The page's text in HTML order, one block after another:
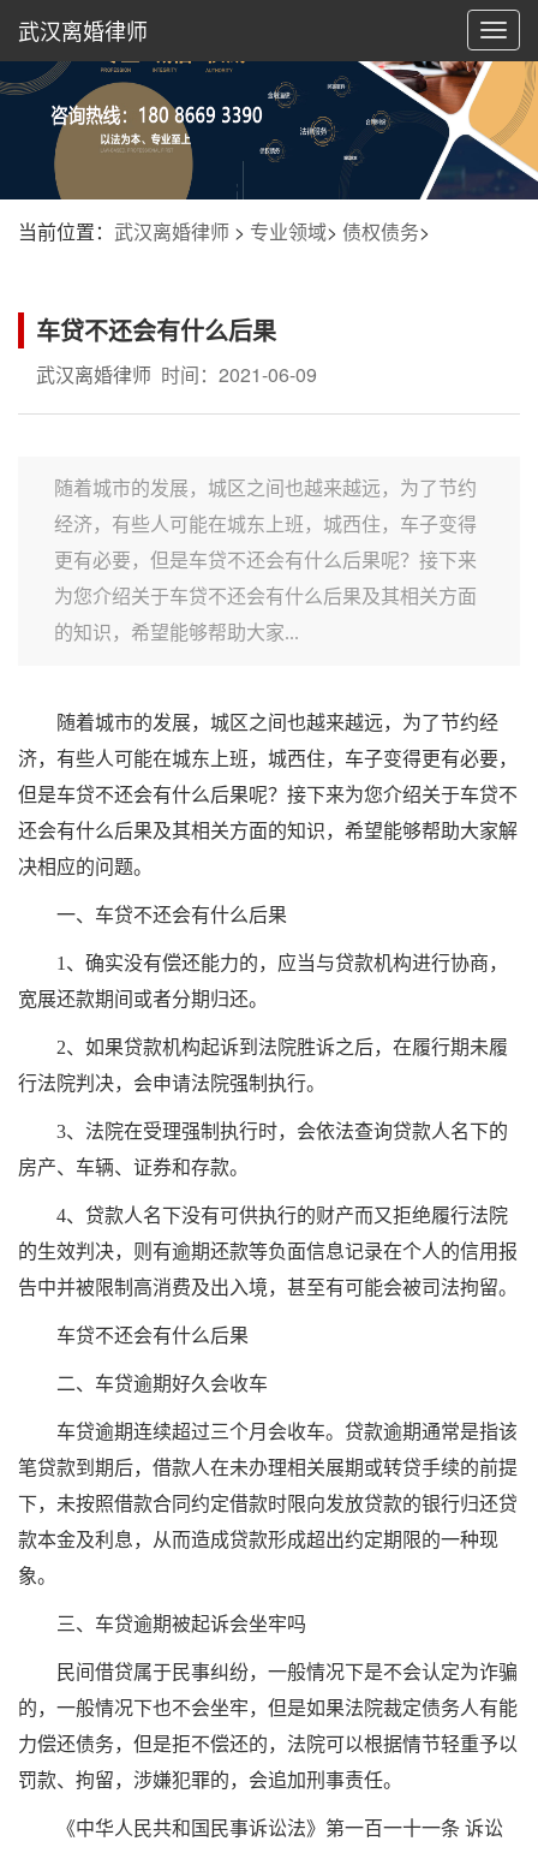
切
换
航
武汉离婚律师
当前位置： 武汉离婚律师 > 专业领域> 债权债务>
车贷不还会有什么后果
武汉离婚律师 时间：2021-06-09
随着城市的发展，城区之间也越来越远，为了节约
经济，有些人可能在城东上班，城西住，车子变得
更有必要，但是车贷不还会有什么后果呢？接下来
为您介绍关于车贷不还会有什么后果及其相关方面
的知识，希望能够帮助大家...
随着城市的发展，城区之间也越来越远，为了节约经
济，有些人可能在城东上班，城西住，车子变得更有必要，
但是车贷不还会有什么后果呢？接下来为您介绍关于车贷不
还会有什么后果及其相关方面的知识，希望能够帮助大家解
决相应的问题。
一、车贷不还会有什么后果
1、确实没有偿还能力的，应当与贷款机构进行协商，
宽展还款期间或者分期归还。
2、如果贷款机构起诉到法院胜诉之后，在履行期未履
行法院判决，会申请法院强制执行。
3、法院在受理强制执行时，会依法查询贷款人名下的
房产、车辆、证券和存款。
4、贷款人名下没有可供执行的财产而又拒绝履行法院
的生效判决，则有逾期还款等负面信息记录在个人的信用报
告中并被限制高消费及出入境，甚至有可能会被司法拘留。
车贷不还会有什么后果
二、车贷逾期好久会收车
车贷逾期连续超过三个月会收车。贷款逾期通常是指该
笔贷款到期后，借款人在未办理相关展期或转贷手续的前提
下，未按照借款合同约定借款时限向发放贷款的银行归还贷
款本金及利息，从而造成贷款形成超出约定期限的一种现
象。
三、车贷逾期被起诉会坐牢吗
民间借贷属于民事纠纷，一般情况下是不会认定为诈骗
的，一般情况下也不会坐牢，但是如果法院裁定债务人有能
力偿还债务，但是拒不偿还的，法院可以根据情节轻重予以
罚款、拘留，涉嫌犯罪的，会追加刑事责任。
《中华人民共和国民事诉讼法》第一百一十一条 诉讼